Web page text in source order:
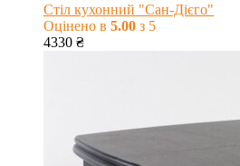
Стіл кухонний "Сан-Дієго"
Оцінено в 5.00 з 5
4330 ₴